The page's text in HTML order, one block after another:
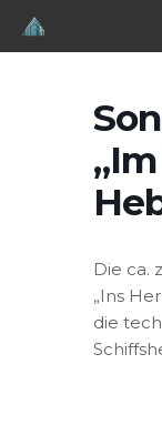
Zum
Die ca.
„Ins
die